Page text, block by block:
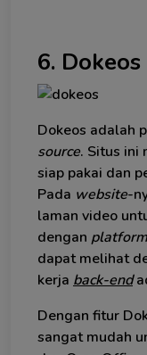
6. Dokeos
Dokeos adalah
source. Situs ini
siap pakai dan
Pada website-
laman video
dengan platform
dapat melihat
kerja back-end
Dengan fitur
sangat mudah